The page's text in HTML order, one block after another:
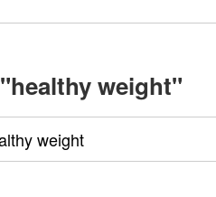
"healthy weight"